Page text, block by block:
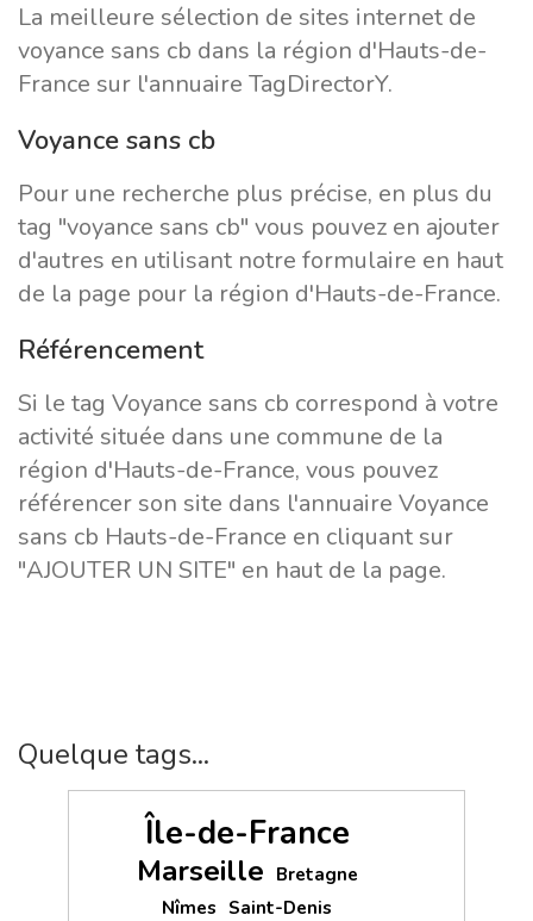
La meilleure sélection de sites internet de
voyance sans cb dans la région d'Hauts-de-
France sur l'annuaire TagDirectorY.
Voyance sans cb
Pour une recherche plus précise, en plus du
tag "voyance sans cb" vous pouvez en ajouter
d'autres en utilisant notre formulaire en haut
de la page pour la région d'Hauts-de-France.
Référencement
Si le tag Voyance sans cb correspond à votre
activité située dans une commune de la
région d'Hauts-de-France, vous pouvez
référencer son site dans l'annuaire Voyance
sans cb Hauts-de-France en cliquant sur
"AJOUTER UN SITE" en haut de la page.
Quelque tags...
Île-de-France
Marseille Bretagne
Nîmes Saint-Denis